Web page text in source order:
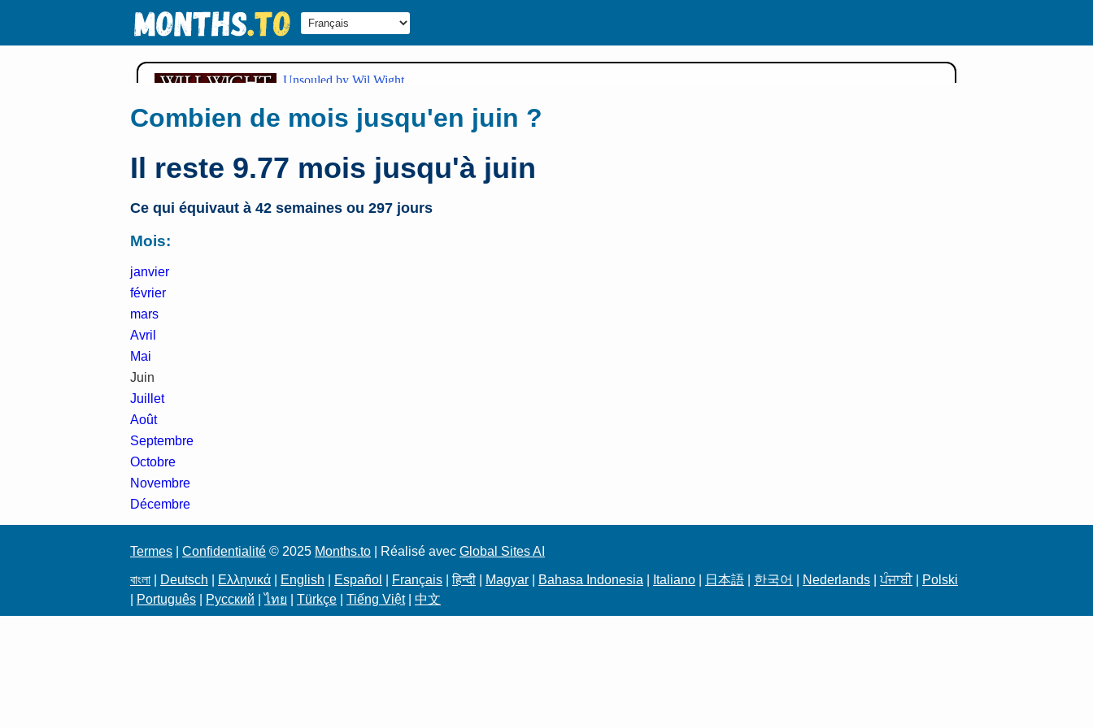
Combien de mois jusqu'en juin ?
Il reste 9.77 mois jusqu'à juin
Ce qui équivaut à 42 semaines ou 297 jours
Mois:
janvier
février
mars
Avril
Mai
Juin
Juillet
Août
Septembre
Octobre
Novembre
Décembre
Termes Confidentialité © 2025 Months.to | Réalisé avec Global Sites AI
বাংলা Deutsch Ελληνικά English Español Français |हिन्दी Magyar Bahasa Indonesia Italiano 日本語 한국어 Nederlands |ਪੰਜਾਬੀ|
Polski
Português Русский |ไทย Türkçe Tiếng Việt| 中文